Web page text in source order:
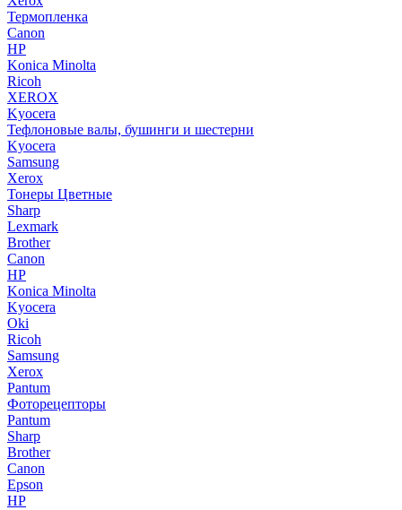
Термопленка
Canon
HP
Konica Minolta
Ricoh
XEROX
Kyocera
Тефлоновые валы, бушинги и шестерни
Kyocera
Samsung
Xerox
Тонеры Цветные
Sharp
Lexmark
Brother
Canon
HP
Konica Minolta
Kyocera
Oki
Ricoh
Samsung
Xerox
Pantum
Фоторецепторы
Pantum
Sharp
Brother
Canon
Epson
HP